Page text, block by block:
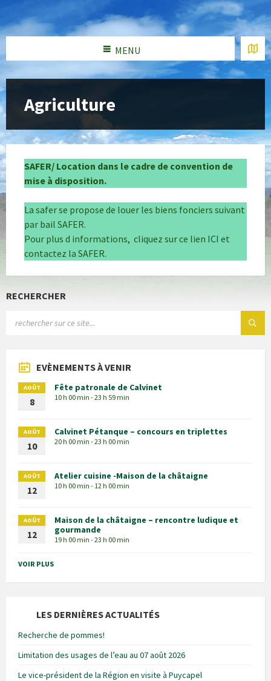
MENU
Agriculture
SAFER/ Location dans le cadre de convention de
mise à disposition.
La safer se propose de louer les biens fonciers suivant
par bail SAFER.
Pour plus d informations, cliquez sur ce lien ICI et
contactez la SAFER.
RECHERCHER
EVÈNEMENTS À VENIR
AOÛT
8
Fête patronale de Calvinet
10 h 00 min - 23 h 59 min
AOÛT
10
Calvinet Pétanque – concours en triplettes
20 h 00 min - 23 h 00 min
AOÛT
12
Atelier cuisine -Maison de la châtaigne
10 h 00 min - 12 h 00 min
AOÛT
12
Maison de la châtaigne – rencontre ludique et
gourmande
19 h 00 min - 23 h 00 min
VOIR PLUS
LES DERNIÈRES ACTUALITÉS
Recherche de pommes!
Limitation des usages de l’eau au 07 août 2026
Le vice-président de la Région en visite à Puycapel